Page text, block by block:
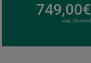
749,00€
zzgl. Versand